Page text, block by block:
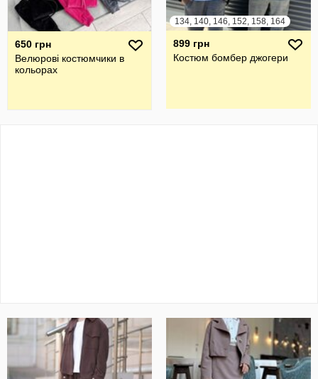
650 грн
Велюрові костюмчики в
кольорах
134, 140, 146, 152, 158, 164
899 грн
Костюм бомбер джогери